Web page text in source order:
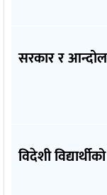
सरकार र
विदेशी